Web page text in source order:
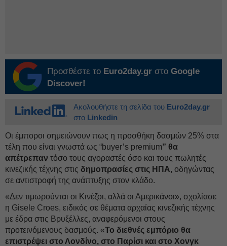
Προσθέστε το Euro2day.gr στο Google
Discover!
Ακολουθήστε τη σελίδα του Euro2day.gr
στο Linkedin
Οι έμποροι σημειώνουν πως η προσθήκη δασμών 25% στα
τέλη που είναι γνωστά ως “buyer’s premium” θα
απέτρεπαν τόσο τους αγοραστές όσο και τους πωλητές
κινεζικής τέχνης στις δημοπρασίες στις ΗΠΑ, οδηγώντας
σε αντιστροφή της ανάπτυξης στον κλάδο.
«Δεν τιμωρούνται οι Κινέζοι, αλλά οι Αμερικάνοι», σχολίασε
η Gisele Croes, ειδικός σε θέματα αρχαίας κινεζικής τέχνης
με έδρα στις Βρυξέλλες, αναφερόμενοι στους
προτεινόμενους δασμούς. «Το διεθνές εμπόριο θα
επιστρέψει στο Λονδίνο, στο Παρίσι και στο Χονγκ